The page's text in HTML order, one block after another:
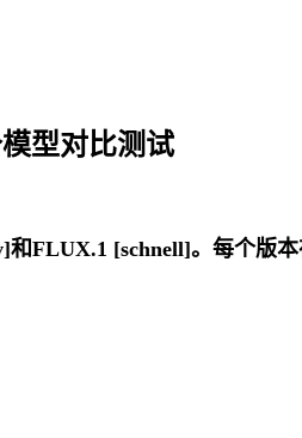
型对比测试
FLUX.1 [schnell]。每个版本